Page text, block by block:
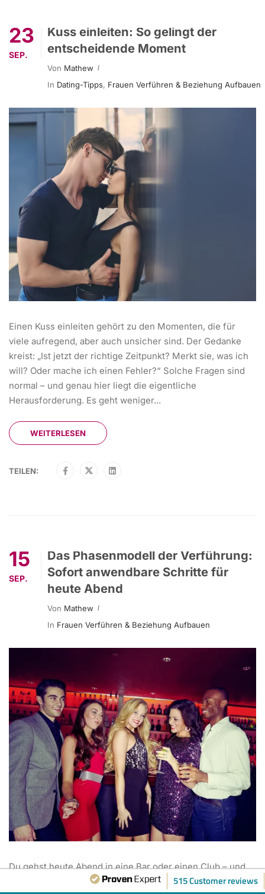
23
SEP.
Kuss einleiten: So gelingt der
entscheidende Moment
Von Mathew
In Dating-Tipps, Frauen Verführen & Beziehung Aufbauen
Einen Kuss einleiten gehört zu den Momenten, die für
viele aufregend, aber auch unsicher sind. Der Gedanke
kreist: „Ist jetzt der richtige Zeitpunkt? Merkt sie, was ich
will? Oder mache ich einen Fehler?“ Solche Fragen sind
normal – und genau hier liegt die eigentliche
Herausforderung. Es geht weniger...
WEITERLESEN
TEILEN:
15
SEP.
Das Phasenmodell der Verführung:
Sofort anwendbare Schritte für
heute Abend
Von Mathew
In Frauen Verführen & Beziehung Aufbauen
Du gehst heute Abend in eine Bar oder einen Club – und
fragst dich, wie du Frauen ansprechen, Interesse wecken
515 Customer reviews